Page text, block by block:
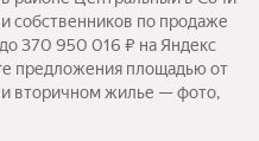
собственников по продаже
370 950 016 ₽ на Яндекс
предложения площадью от
и вторичном жилье — фото,